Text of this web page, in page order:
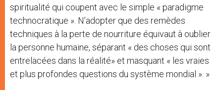
spiritualité qui coupent avec le simple « paradigme
technocratique ». N’adopter que des remèdes
techniques à la perte de nourriture équivaut à oublier
la personne humaine, séparant « des choses qui sont
entrelacées dans la réalité» et masquant « les vraies
et plus profondes questions du système mondial ». »